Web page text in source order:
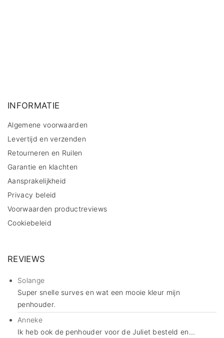
INFORMATIE
Algemene voorwaarden
Levertijd en verzenden
Retourneren en Ruilen
Garantie en klachten
Aansprakelijkheid
Privacy beleid
Voorwaarden productreviews
Cookiebeleid
REVIEWS
Solange
Super snelle surves en wat een mooie kleur mijn
penhouder.
Anneke
Ik heb ook de penhouder voor de Juliet besteld en...